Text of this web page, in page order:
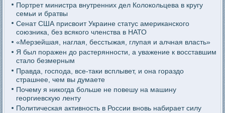
Портрет министра внутренних дел Колокольцева в кругу
семьи и братвы
Сенат США присвоит Украине статус американского
союзника, без всякого членства в НАТО
«Мерзейшая, наглая, бесстыжая, глупая и алчная власть»
Я был поражен до растерянности, а уважение к восставшим
стало безмерным
Правда, господа, все-таки всплывет, и она гораздо
страшнее, чем вы думаете
Почему я никогда больше не повешу на машину
георгиевскую ленту
Политическая активность в России вновь набирает силу